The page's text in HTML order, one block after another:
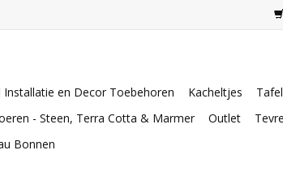
Installatie en Decor Toebehoren Kacheltjes
- Steen, Terra Cotta & Marmer Outlet
Bonnen